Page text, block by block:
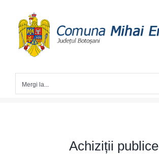
content
Mergi la...
Achiziții publice